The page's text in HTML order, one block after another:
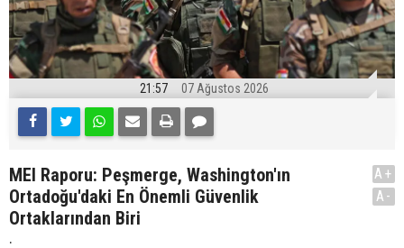
21:57 07 Ağustos 2026
MEI Raporu: Peşmerge, Washington'ın
Ortadoğu'daki En Önemli Güvenlik
Ortaklarından Biri
.
A+
A-